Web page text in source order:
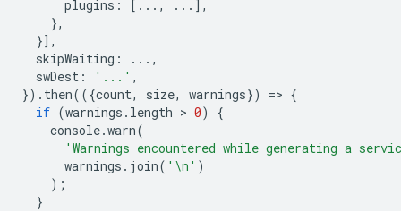
plugins : [...,
...],
},
}],
skipWaiting :
...,
swDest : '...' ,
}). then(({count, size, warnings}) => {
if (warnings . length > 0)
{
console.warn(
'Warnings encountered while generating a
warnings . join( '\n' )
);
}